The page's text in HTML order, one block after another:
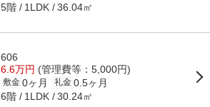
5階 1LDK 36.04㎡
606
6.6万円 (管理費等：5,000円)
敷金 0ヶ月 礼金 0.5ヶ月
6階 1LDK 30.24㎡